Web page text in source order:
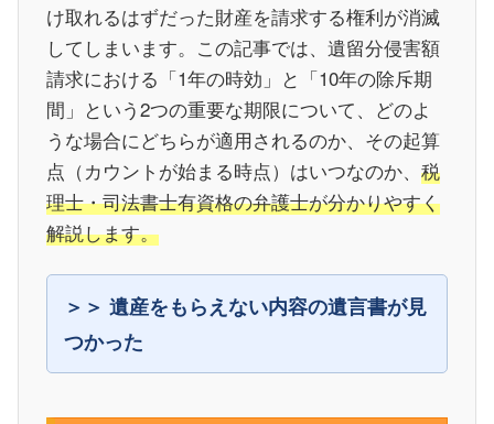
け取れるはずだった財産を請求する権利が消滅
してしまいます。この記事では、遺留分侵害額
請求における「1年の時効」と「10年の除斥期
間」という2つの重要な期限について、どのよ
うな場合にどちらが適用されるのか、その起算
点（カウントが始まる時点）はいつなのか、 税
理士・司法書士有資格の弁護士が分かりやすく
解説します。
遺産をもらえない内容の遺言書が見
つかった